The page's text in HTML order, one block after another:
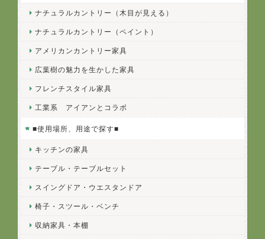
ナチュラルカントリー（木目が見える）
ナチュラルカントリー（ペイント）
アメリカンカントリー家具
広葉樹の魅力を生かした家具
フレンチスタイル家具
工業系 アイアンとコラボ
■使用場所、用途で探す■
キッチンの家具
テーブル・テーブルセット
スイングドア・ウエスタンドア
椅子・スツール・ベンチ
収納家具・本棚